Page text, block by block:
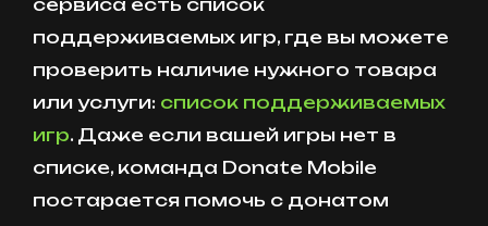
сервиса есть список
поддерживаемых игр, где вы можете
проверить наличие нужного товара
или услуги: список поддерживаемых
игр. Даже если вашей игры нет в
списке, команда Donate Mobile
постарается помочь с донатом